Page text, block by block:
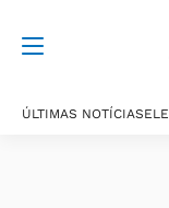
ÚLTIMAS NOTÍCIAS